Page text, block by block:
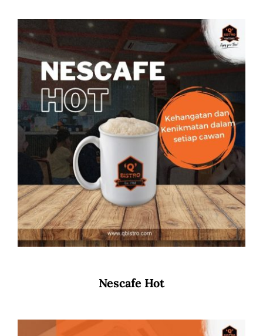
Nescafe Hot